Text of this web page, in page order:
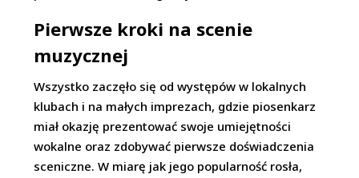
Pierwsze kroki na scenie
muzycznej
Wszystko zaczęło się od występów w lokalnych
klubach i na małych imprezach, gdzie piosenkarz
miał okazję prezentować swoje umiejętności
wokalne oraz zdobywać pierwsze doświadczenia
sceniczne. W miarę jak jego popularność rosła,